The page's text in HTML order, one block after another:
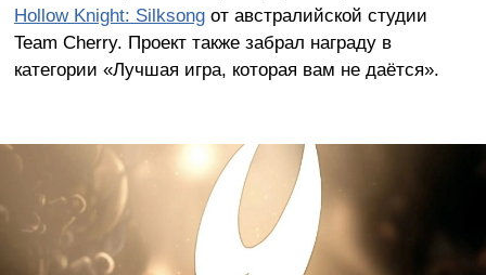
Hollow Knight: Silksongот австралийской студии
Team Cherry. Проект также забрал награду в
категории «Лучшая игра, которая вам не даётся».